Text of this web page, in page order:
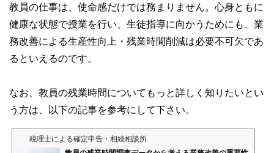
教員の仕事は、使命感だけでは務まりません。心身ともに
健康な状態で授業を行い、生徒指導に向かうためにも、業
務改善による生産性向上・残業時間削減は必要不可欠であ
るといえるのです。
なお、教員の残業時間についてもっと詳しく知りたいとい
う方は、以下の記事を参考にして下さい。
税理士による確定申告・相続相談所